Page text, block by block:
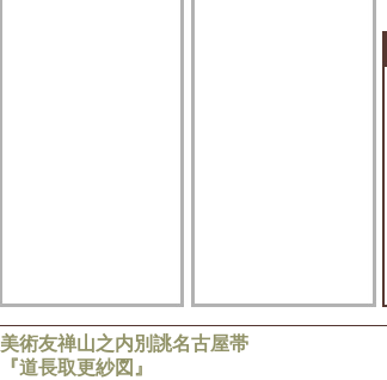
美術友禅山之内別誂名古屋帯
『道長取更紗図』